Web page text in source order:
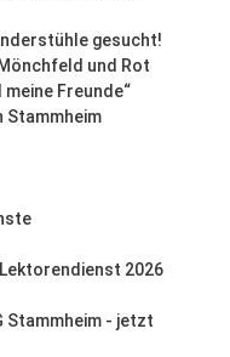
gesucht!
und Rot
Freunde“
Stammheim
2026
Stammheim - jetzt